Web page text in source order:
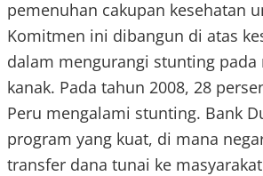
pemenuhan cakupan kesehatan
Komitmen ini dibangun di atas
dalam mengurangi stunting pada
kanak. Pada tahun 2008, 28
Peru mengalami stunting. Bank
program yang kuat, di mana
transfer dana tunai ke